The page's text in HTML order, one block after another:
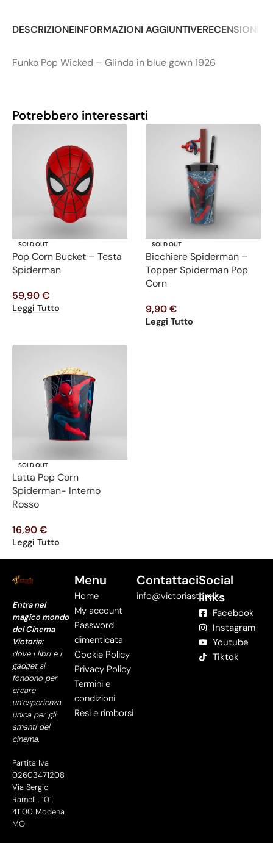
DESCRIZIONEINFORMAZIONI AGGIUNTIVERECENSIONI
Funko Pop Wicked – Glinda in blue gown 1926
Potrebbero interessarti
SOLD OUT
Pop Corn Bucket – Testa
Spiderman
59,90€
Leggi Tutto
SOLD OUT
Bicchiere Spiderman –
Topper Spiderman Pop
Corn
9,90€
Leggi Tutto
SOLD OUT
Latta Pop Corn
Spiderman- Interno
Rosso
16,90€
Leggi Tutto
Entra nel
magico mondo
del Cinema
Victoria:
dove i libri e i
gadget si
fondono per
creare
un’esperienza
unica per gli
amanti del
cinema.
Partita Iva
02603471208
Via Sergio
Ramelli, 101,
41100 Modena
MO
Menu
Home
My account
Password
dimenticata
Cookie Policy
Privacy Policy
Termini e
condizioni
Resi e rimborsi
Contattaci
info@victoriastore.it
Social
links
Facebook
Instagram
Youtube
Tiktok